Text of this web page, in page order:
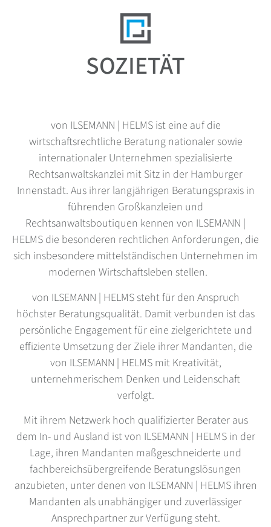
SOZIETÄT
von ILSEMANN | HELMS ist eine auf die
wirtschaftsrechtliche Beratung nationaler sowie
internationaler Unternehmen spezialisierte
Rechtsanwaltskanzlei mit Sitz in der Hamburger
Innenstadt. Aus ihrer langjährigen Beratungspraxis in
führenden Großkanzleien und
Rechtsanwaltsboutiquen kennen von ILSEMANN |
HELMS die besonderen rechtlichen Anforderungen, die
sich insbesondere mittelständischen Unternehmen im
modernen Wirtschaftsleben stellen.
von ILSEMANN | HELMS steht für den Anspruch
höchster Beratungsqualität. Damit verbunden ist das
persönliche Engagement für eine zielgerichtete und
effiziente Umsetzung der Ziele ihrer Mandanten, die
von ILSEMANN | HELMS mit Kreativität,
unternehmerischem Denken und Leidenschaft
verfolgt.
Mit ihrem Netzwerk hoch qualifizierter Berater aus
dem In- und Ausland ist von ILSEMANN | HELMS in der
Lage, ihren Mandanten maßgeschneiderte und
fachbereichsübergreifende Beratungslösungen
anzubieten, unter denen von ILSEMANN | HELMS ihren
Mandanten als unabhängiger und zuverlässiger
Ansprechpartner zur Verfügung steht.